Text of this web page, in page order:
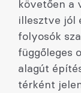
követően a
illesztve jól
folyosók
függőleges
alagút
térként